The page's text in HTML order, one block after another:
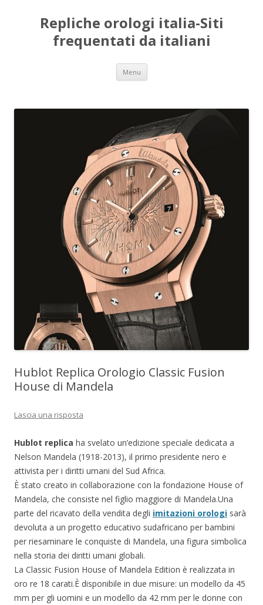
Repliche orologi italia-Siti
frequentati da italiani
Menu Vai
contenuto
Hublot Replica Orologio Classic Fusion
House di Mandela
Lascia una risposta
Hublot replica ha svelato un’edizione speciale dedicata a
Nelson Mandela (1918-2013), il primo presidente nero e
attivista per i diritti umani del Sud Africa.
È stato creato in collaborazione con la fondazione House of
Mandela, che consiste nel figlio maggiore di Mandela.Una
parte del ricavato della vendita degli imitazioni orologi sarà
devoluta a un progetto educativo sudafricano per bambini
per riesaminare le conquiste di Mandela, una figura simbolica
nella storia dei diritti umani globali.
La Classic Fusion House of Mandela Edition è realizzata in
oro re 18 carati.È disponibile in due misure: un modello da 45
mm per gli uomini e un modello da 42 mm per le donne con